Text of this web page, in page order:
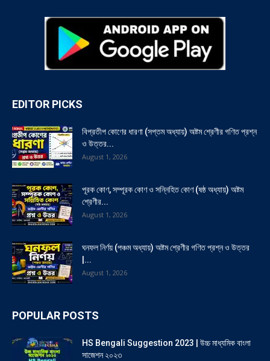
EDITOR PICKS
বিপ্রতীপ কোণের ধারণা (সপ্তম অধ্যায়) অষ্টম শ্রেণীর গণিত প্রশ্ন
ও উত্তর...
August 1, 2026
পূরক কোণ, সম্পূরক কোণ ও সন্নিহিত কোণ (ষষ্ঠ অধ্যায়) অষ্টম
শ্রেণীর...
August 1, 2026
ঘনফল নির্ণয় (পঞ্চম অধ্যায়) অষ্টম শ্রেণীর গণিত প্রশ্ন ও উত্তর
|...
August 1, 2026
POPULAR POSTS
HS Bengali Suggestion 2023 | উচ্চ মাধ্যমিক বাংলা
সাজেশন ২০২৩